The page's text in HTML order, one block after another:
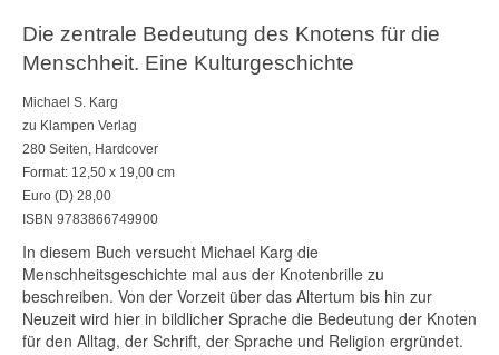
Die zentrale Bedeutung des Knotens für die
Menschheit. Eine Kulturgeschichte
Michael S. Karg
zu Klampen Verlag
280 Seiten, Hardcover
Format: 12,50 x 19,00 cm
Euro (D) 28,00
ISBN 9783866749900
In diesem Buch versucht Michael Karg die
Menschheitsgeschichte mal aus der Knotenbrille zu
beschreiben. Von der Vorzeit über das Altertum bis hin zur
Neuzeit wird hier in bildlicher Sprache die Bedeutung der Knoten
für den Alltag, der Schrift, der Sprache und Religion ergründet.